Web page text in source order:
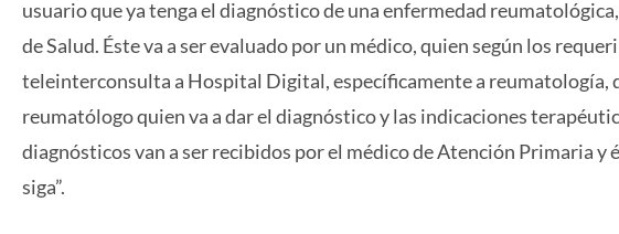
usuario que ya tenga el diagnóstico de una enfermedad
de Salud. Éste va a ser evaluado por un médico, quien según los
teleinterconsulta a Hospital Digital, específicamente a reumatología,
reumatólogo quien va a dar el diagnóstico y las indicaciones
diagnósticos van a ser recibidos por el médico de Atención Primaria y
siga”.